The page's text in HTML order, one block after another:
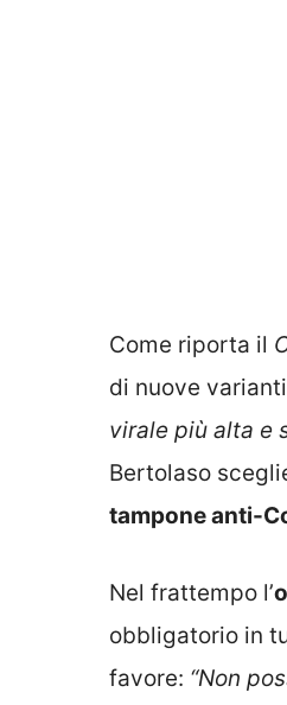
Come riporta il
di nuove
virale più alta e
Bertolaso
tampone anti-
Nel frattempo l’
obbligatorio in
favore: “Non